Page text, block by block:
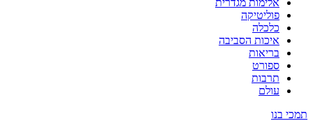
פוליטיקה
כלכלה
איכות הסביבה
בריאות
ספורט
תרבות
עולם
תמכי בנו